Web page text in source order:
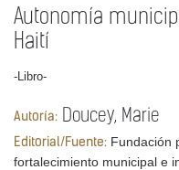
Autonomía
Haití
-Libro-
Autoría: Doucey, Marie
Editorial/Fuente: Fundación
fortalecimiento municipal e